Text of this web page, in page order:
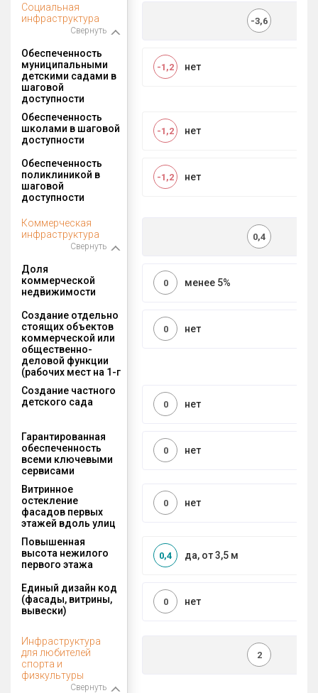
Социальная
инфраструктура
Свернуть
-3,6
Обеспеченность
муниципальными
детскими садами в
шаговой
доступности
нет
-1,2
Обеспеченность
школами в шаговой
доступности
нет
-1,2
Обеспеченность
поликлиникой в
шаговой
доступности
нет
-1,2
Коммерческая
инфраструктура
Свернуть
0,4
Доля
коммерческой
недвижимости
менее 5%
0
Создание отдельно
стоящих объектов
коммерческой или
общественно-
деловой функции
(рабочих мест на 1-г
нет
0
Создание частного
детского сада
нет
0
Гарантированная
обеспеченность
всеми ключевыми
сервисами
нет
0
Витринное
остекление
фасадов первых
этажей вдоль улиц
нет
0
Повышенная
высота нежилого
первого этажа
да, от 3,5 м
0,4
Единый дизайн код
(фасады, витрины,
вывески)
нет
0
Инфраструктура
для любителей
спорта и
физкультуры
Свернуть
2